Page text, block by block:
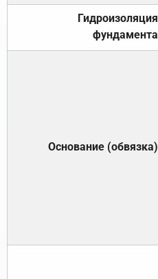
Гидроизоляция
фундамента
Основание (обвязка)